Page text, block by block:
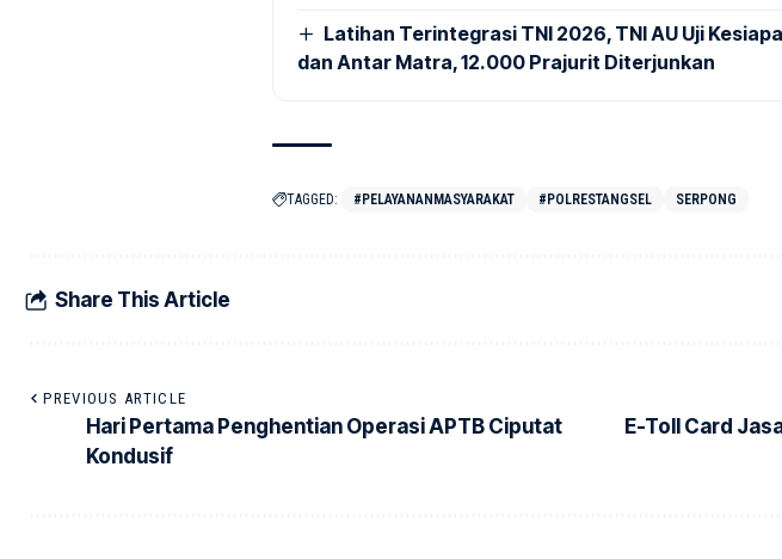
Latihan Terintegrasi TNI 2026, TNI AU Uji
dan Antar Matra, 12.000 Prajurit Diterjunkan
TAGGED: #PELAYANANMASYARAKAT #POLRESTANGSEL SERPONG
Share This Article
PREVIOUS ARTICLE
Hari Pertama Penghentian Operasi APTB Ciputat
Kondusif
E-Toll Card